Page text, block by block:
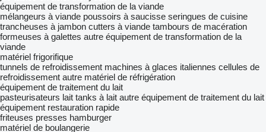
équipement de transformation de la viande
mélangeurs à viande poussoirs à saucisse seringues de cuisine
trancheuses à jambon cutters à viande tambours de macération
formeuses à galettes autre équipement de transformation de la
viande
matériel frigorifique
tunnels de refroidissement machines à glaces italiennes cellules de
refroidissement autre matériel de réfrigération
équipement de traitement du lait
pasteurisateurs lait tanks à lait autre équipement de traitement du lait
équipement restauration rapide
friteuses presses hamburger
matériel de boulangerie